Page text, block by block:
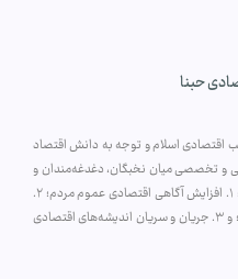
حبنا
اقتصادی اسلام و توجه به دانش اقتصاد
و تخصصی میان نخبگان، دغدغه‌مندان و
علاقه‌مندان پیگیری گردد و راهی بیابد به‌سوی: ۱. افزایش آگاهی اقتصادی عموم مردم؛ ۲.
تولید آثار پژوهشی تخصصی در فضای نخبگانی؛ و ۳. جریان و سریان اندیشه‌های اقتصادی